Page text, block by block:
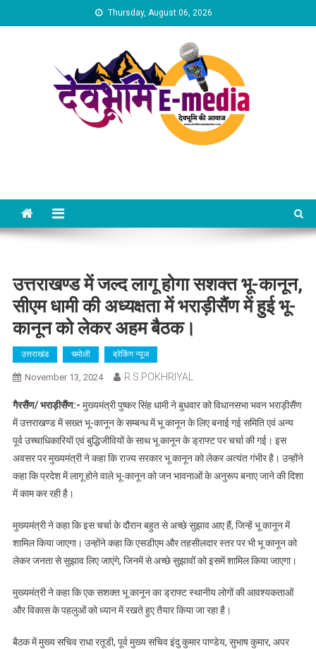
to
Thursday, August 06, 2026
उत्तराखण्ड में जल्द लागू होगा सशक्त भू-कानून,
सीएम धामी की अध्यक्षता में भराड़ीसैंण में हुई भू-
कानून को लेकर अहम बैठक।
उत्तराखंड चमोली ब्रेकिंग न्यूज
November 13, 2024 R.S.POKHRIYAL
गैरसैंण/ भराड़ीसैंण:- मुख्यमंत्री पुष्कर सिंह धामी ने बुधवार को विधानसभा भवन भराड़ीसैंण
में उत्तराखण्ड में सख्त भू-कानून के सम्बन्ध में भू कानून के लिए बनाई गई समिति एवं अन्य
पूर्व उच्चाधिकारियों एवं बुद्धिजीवियों के साथ भू कानून के ड्राफ्ट पर चर्चा की गई। इस
अवसर पर मुख्यमंत्री ने कहा कि राज्य सरकार भू कानून को लेकर अत्यंत गंभीर है। उन्होंने
कहा कि प्रदेश में लागू होने वाले भू-कानून को जन भावनाओं के अनुरूप बनाए जाने की दिशा
में काम कर रही है।
मुख्यमंत्री ने कहा कि इस चर्चा के दौरान बहुत से अच्छे सुझाव आए हैं, जिन्हें भू कानून में
शामिल किया जाएगा। उन्होंने कहा कि एसडीएम और तहसीलदार स्तर पर भी भू कानून को
लेकर जनता से सुझाव लिए जाएंगे, जिनमें से अच्छे सुझावों को इसमें शामिल किया जाएगा।
मुख्यमंत्री ने कहा कि एक सशक्त भू कानून का ड्राफ्ट स्थानीय लोगों की आवश्यकताओं
और विकास के पहलुओं को ध्यान में रखते हुए तैयार किया जा रहा है।
बैठक में मुख्य सचिव राधा रतूडी, पूर्व मुख्य सचिव इंदु कुमार पाण्डेय, सुभाष कुमार, अपर